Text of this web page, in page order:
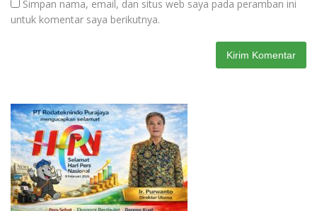
Simpan nama, email, dan situs web saya pada peramban ini
untuk komentar saya berikutnya.